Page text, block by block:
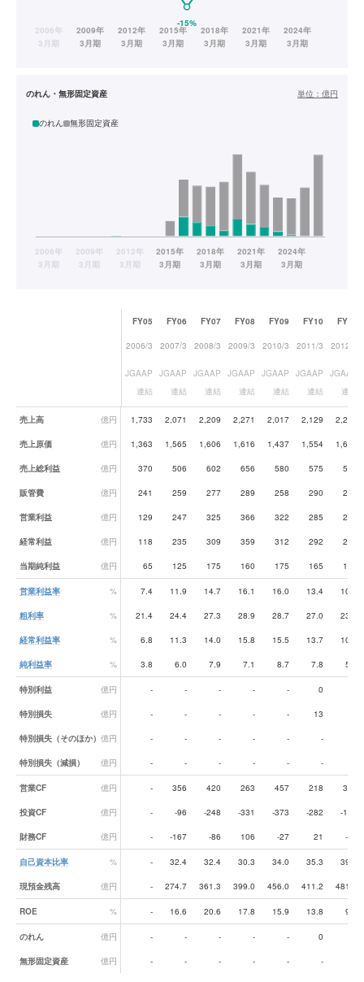
のれん・無形固定資産 単位： 億円
のれん 無形固定資産
業績データ一覧
FY05 FY06 FY07 FY08 FY09 FY10 FY11
2006/3 2007/3 2008/3 2009/3 2010/3 2011/3 2012/3
JGAAP
連結
JGAAP
連結
JGAAP
連結
JGAAP
連結
JGAAP
連結
JGAAP
連結
JGAAP
連結
売上高 億円 1,733 2,071 2,209 2,271 2,017 2,129 2,214
売上原価 億円 1,363 1,565 1,606 1,616 1,437 1,554 1,697
売上総利益 億円 370 506 602 656 580 575 516
販管費 億円 241 259 277 289 258 290 277
営業利益 億円 129 247 325 366 322 285 239
経常利益 億円 118 235 309 359 312 292 234
当期純利益 億円 65 125 175 160 175 165 126
営業利益率 % 7.4 11.9 14.7 16.1 16.0 13.4 10.8
粗利率 % 21.4 24.4 27.3 28.9 28.7 27.0 23.3
経常利益率 % 6.8 11.3 14.0 15.8 15.5 13.7 10.6
純利益率 % 3.8 6.0 7.9 7.1 8.7 7.8 5.7
特別利益 億円 - - - - - 0
特別損失 億円 - - - - - 13
特別損失（そのほか） 億円 - - - - - -
特別損失（減損） 億円 - - - - - -
営業CF 億円 - 356 420 263 457 218 325
投資CF 億円 - -96 -248 -331 -373 -282 -186
財務CF 億円 - -167 -86 106 -27 21 -68
自己資本比率 % - 32.4 32.4 30.3 34.0 35.3 39.5
現預金残高 億円 - 274.7 361.3 399.0 456.0 411.2 481.1
ROE % - 16.6 20.6 17.8 15.9 13.8 9.8
のれん 億円 - - - - - 0
無形固定資産 億円 - - - - - -